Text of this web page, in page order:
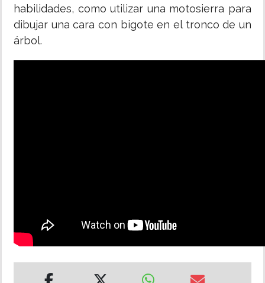
habilidades, como utilizar una motosierra para
dibujar una cara con bigote en el tronco de un
árbol.